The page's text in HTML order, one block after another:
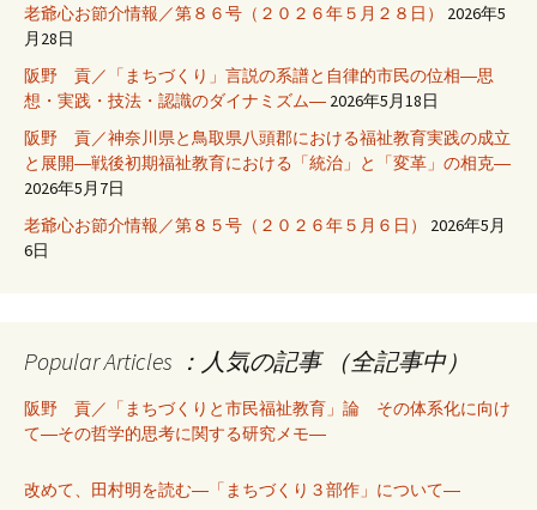
老爺心お節介情報／第８６号（２０２６年５月２８日）
2026年5
月28日
阪野 貢／「まちづくり」言説の系譜と自律的市民の位相―思
想・実践・技法・認識のダイナミズム― 2026年5月18日
阪野 貢／神奈川県と鳥取県八頭郡における福祉教育実践の成立
と展開―戦後初期福祉教育における「統治」と「変革」の相克―
2026年5月7日
老爺心お節介情報／第８５号（２０２６年５月６日）
2026年5月
6日
Popular Articles ：人気の記事 （全記事中）
阪野 貢／「まちづくりと市民福祉教育」論 その体系化に向け
て―その哲学的思考に関する研究メモ―
改めて、田村明を読む―「まちづくり３部作」について―